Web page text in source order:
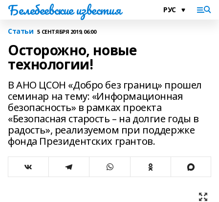
Белебеевские известия
Статьи 5 СЕНТЯБРЯ 2019, 06:00
Осторожно, новые
технологии!
В АНО ЦСОН «Добро без границ» прошел
семинар на тему: «Информационная
безопасность» в рамках проекта
«Безопасная старость – на долгие годы в
радость», реализуемом при поддержке
фонда Президентских грантов.